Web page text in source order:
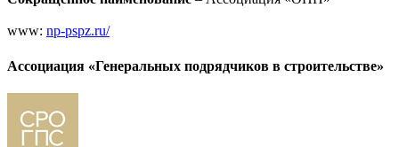
www: np-pspz.ru/
Ассоциация «Генеральных подрядчиков в строительстве»